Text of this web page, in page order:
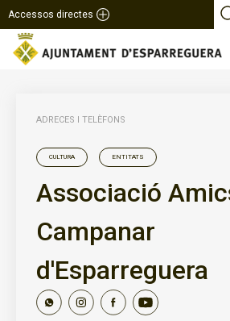
Accessos directes
ADRECES I TELÈFONS
CULTURA ENTITATS
Associació
Campanar
d'Esparreguera